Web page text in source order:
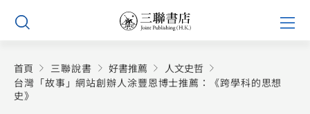
Skip
首頁 三聯說書 好書推薦
人文史哲
台灣「故事」網站創辦人涂豐恩博士推薦：《跨學科的思想
史》